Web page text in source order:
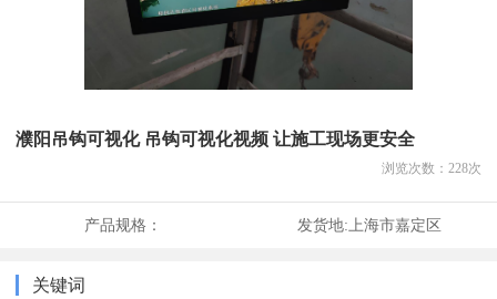
濮阳吊钩可视化 吊钩可视化视频 让施工现场更安全
浏览次数： 228次
产品规格： 发货地:上海市嘉定区
关键词